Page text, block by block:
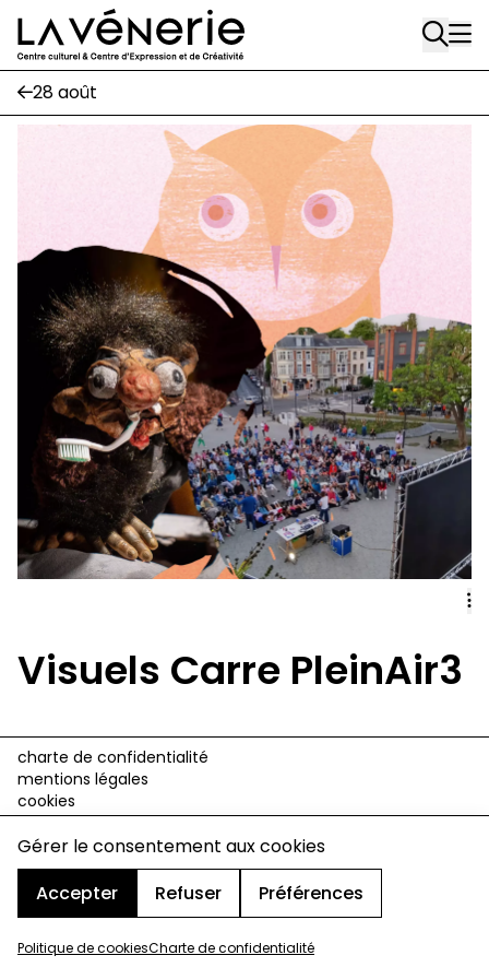
Gérer le consentement aux cookies
Accepter
Refuser Préférences
Politique de cookiesCharte de confidentialité
Aller au contenu principal
Rue Gratès, 3
1170 Watermael-Boitsfort
02 663 85 50
1170 Watermael-Boitsfort
suivez-nous
Journal Vénerie- version papier
Newsletter
AA
28 août
Visuels Carre PleinAir3
charte de confidentialité
mentions légales
cookies
design & développement :© signelazer.com